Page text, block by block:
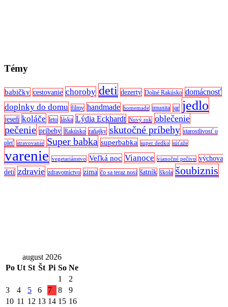
Témy
babičky cestovanie choroby deti dezerty Dolné Rakúsko domácnosť
doplnky do domu filmy handmade homemade imunita jar jedlo
jeseň koláče leto láska Lýdia Eckhardt Nový rok oblečenie
pečenie príbehy Rakúsko raňajky skutočné príbehy starostlivosť o
pleť stravovanie Super babka superbabka super dedko súťaže
varenie vegetariánstvo Veľká noc Vianoce vianočné pečivo
výchova
detí zdravie zdravotníctvo zima čo sa teraz nosí šatník škola šoubiznis
august 2026
Po Ut St Št Pi So Ne
1
2
3
4 5 6 7 8
9
10 11 12 13 14 15 16